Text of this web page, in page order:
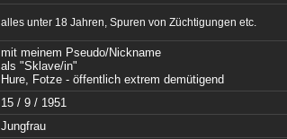
alles unter 18 Jahren, Spuren von Züchtigungen etc.
mit meinem Pseudo/Nickname
als "Sklave/in"
Hure, Fotze - öffentlich extrem demütigend
15 / 9 / 1951
Jungfrau